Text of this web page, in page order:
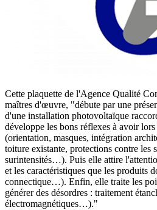
Cette plaquette de l'Agence Qualité
maîtres d'œuvre, "débute par une
d'une installation photovoltaïque
développe les bons réflexes à avoir
(orientation, masques, intégration
toiture existante, protections contre les
surintensités…). Puis elle attire
et les caractéristiques que les produits
connectique…). Enfin, elle traite les
générer des désordres : traitement
électromagnétiques…)."